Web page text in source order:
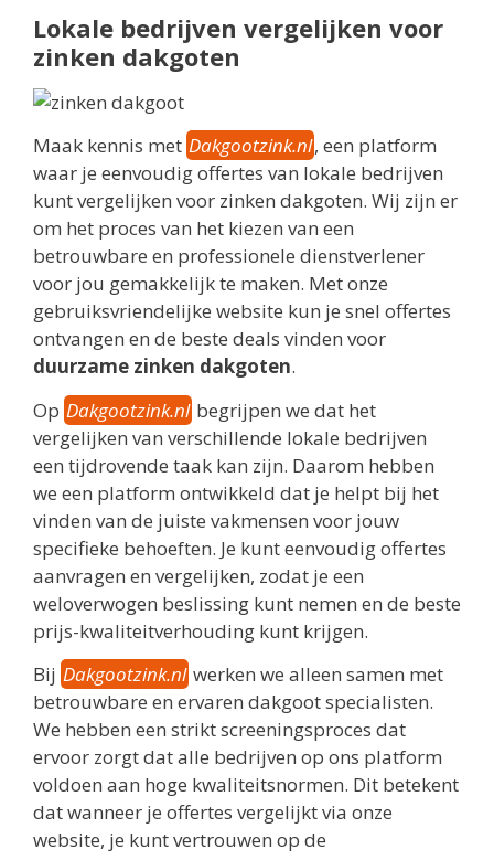
Lokale bedrijven vergelijken voor
zinken dakgoten
Maak kennis met Dakgootzink.nl, een platform
waar je eenvoudig offertes van lokale bedrijven
kunt vergelijken voor zinken dakgoten. Wij zijn er
om het proces van het kiezen van een
betrouwbare en professionele dienstverlener
voor jou gemakkelijk te maken. Met onze
gebruiksvriendelijke website kun je snel offertes
ontvangen en de beste deals vinden voor
duurzame zinken dakgoten.
Op Dakgootzink.nl begrijpen we dat het
vergelijken van verschillende lokale bedrijven
een tijdrovende taak kan zijn. Daarom hebben
we een platform ontwikkeld dat je helpt bij het
vinden van de juiste vakmensen voor jouw
specifieke behoeften. Je kunt eenvoudig offertes
aanvragen en vergelijken, zodat je een
weloverwogen beslissing kunt nemen en de beste
prijs-kwaliteitverhouding kunt krijgen.
Bij Dakgootzink.nl werken we alleen samen met
betrouwbare en ervaren dakgoot specialisten.
We hebben een strikt screeningsproces dat
ervoor zorgt dat alle bedrijven op ons platform
voldoen aan hoge kwaliteitsnormen. Dit betekent
dat wanneer je offertes vergelijkt via onze
website, je kunt vertrouwen op de